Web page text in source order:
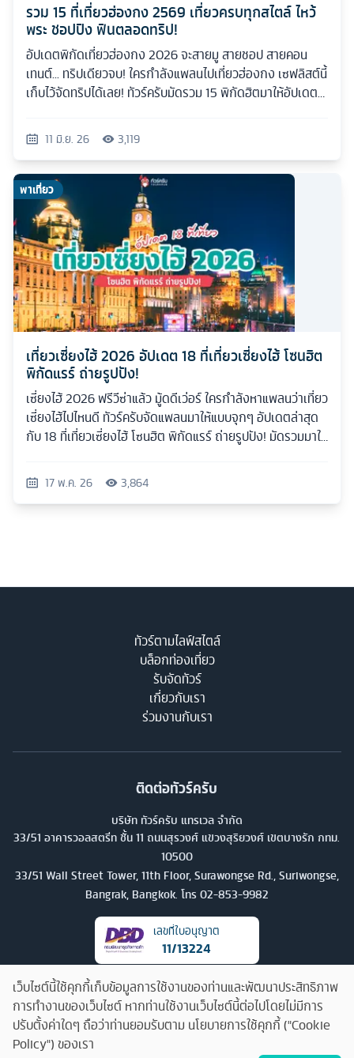
รวม 15 ที่เที่ยวฮ่องกง 2569 เที่ยวครบทุกสไตล์ ไหว้
พระ ชอปปิง ฟินตลอดทริป!
อัปเดตพิกัดเที่ยวฮ่องกง 2026 จะสายมู สายชอป สายคอน
เทนต์... ทริปเดียวจบ! ใครกำลังแพลนไปเที่ยวฮ่องกง เซฟลิสต์นี้
เก็บไว้จัดทริปได้เลย! ทัวร์ครับมัดรวม 15 พิกัดฮิตมาให้อัปเดต
11 มิ.ย. 26 3,119
พาเที่ยว
เที่ยวเซี่ยงไฮ้ 2026 อัปเดต 18 ที่เที่ยวเซี่ยงไฮ้ โซนฮิต
พิกัดแรร์ ถ่ายรูปปัง!
เซี่ยงไฮ้ 2026 ฟรีวีซ่าแล้ว มู้ดดีเว่อร์ ใครกำลังหาแพลนว่าเที่ยว
เซี่ยงไฮ้ไปไหนดี ทัวร์ครับจัดแพลนมาให้แบบจุกๆ อัปเดตล่าสุด
กับ 18 ที่เที่ยวเซี่ยงไฮ้ โซนฮิต พิกัดแรร์ ถ่ายรูปปัง! มัดรวมมาให้
17 พ.ค. 26 3,864
ทัวร์ตามไลฟ์สไตล์
บล็อกท่องเที่ยว
รับจัดทัวร์
เกี่ยวกับเรา
ร่วมงานกับเรา
ติดต่อทัวร์ครับ
บริษัท ทัวร์ครับ แทรเวล จำกัด
33/51 อาคารวอลสตรีท ชั้น 11 ถนนสุรวงศ์ แขวงสุริยวงศ์ เขตบางรัก กทม.
10500
33/51 Wall Street Tower, 11th Floor, Surawongse Rd., Suriwongse,
Bangrak, Bangkok. โทร 02-853-9982
เลขที่ใบอนุญาต
11/13224
เว็บไซต์นี้ใช้คุกกี้เก็บข้อมูลการใช้งานของท่านและพัฒนาประสิทธิภาพ
การทำงานของเว็บไซต์ หากท่านใช้งานเว็บไซต์นี้ต่อไปโดยไม่มีการ
ปรับตั้งค่าใดๆ ถือว่าท่านยอมรับตาม นโยบายการใช้คุกกี้ ("Cookie
Policy") ของเรา